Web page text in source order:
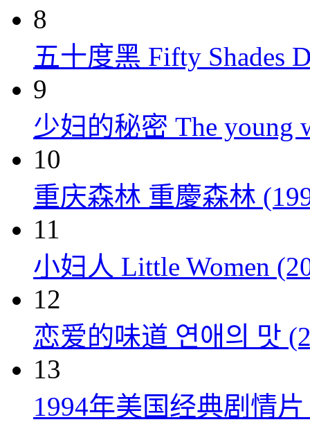
8
五十度黑 Fifty Shades
9
少妇的秘密 The young
10
重庆森林 重慶森林
11
小妇人 Little Women
12
恋爱的味道 연애의 맛
13
1994年美国经典剧情